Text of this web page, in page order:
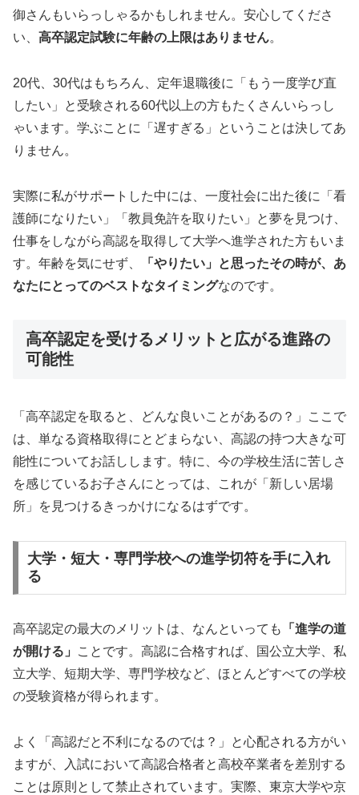
御さんもいらっしゃるかもしれません。安心してくださ
い、 高卒認定試験に年齢の上限はありません。
20代、30代はもちろん、定年退職後に「もう一度学び直
したい」と受験される60代以上の方もたくさんいらっし
ゃいます。学ぶことに「遅すぎる」ということは決してあ
りません。
実際に私がサポートした中には、一度社会に出た後に「看
護師になりたい」「教員免許を取りたい」と夢を見つけ、
仕事をしながら高認を取得して大学へ進学された方もいま
す。年齢を気にせず、
「やりたい」と思ったその時が、あ
なたにとってのベストなタイミングなのです。
高卒認定を受けるメリットと広がる進路の
可能性
「高卒認定を取ると、どんな良いことがあるの？」ここで
は、単なる資格取得にとどまらない、高認の持つ大きな可
能性についてお話しします。特に、今の学校生活に苦しさ
を感じているお子さんにとっては、これが「新しい居場
所」を見つけるきっかけになるはずです。
大学・短大・専門学校への進学切符を手に入れ
る
高卒認定の最大のメリットは、なんといっても
「進学の道
が開ける」
ことです。高認に合格すれば、国公立大学、私
立大学、短期大学、専門学校など、ほとんどすべての学校
の受験資格が得られます。
よく「高認だと不利になるのでは？」と心配される方がい
ますが、入試において高認合格者と高校卒業者を差別する
ことは原則として禁止されています。実際、東京大学や京